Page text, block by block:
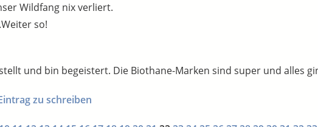
Wildfang nix verliert.
so!
und bin begeistert. Die Biothane-Marken sind super und alles
zu schreiben